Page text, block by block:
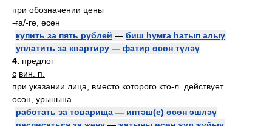
при обозначении цены
-ға/-гә, өсөн
купить за пять рублей — биш һумға һатып алыу
уплатить за квартиру — фатир өсөн түләү
4. предлог
с вин. п.
при указании лица, вместо которого кто-л. действует
өсөн, урынына
работать за товарища — иптәш(е) өсөн эшләү